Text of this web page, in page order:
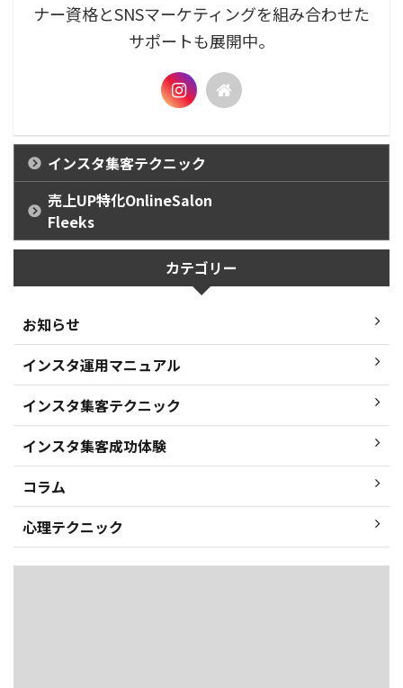
ナー資格とSNSマーケティングを組み合わせた
サポートも展開中。
インスタ集客テクニック
売上UP特化OnlineSalon
Fleeks
カテゴリー
お知らせ
インスタ運用マニュアル
インスタ集客テクニック
インスタ集客成功体験
コラム
心理テクニック